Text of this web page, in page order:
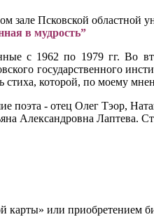
зале Псковской областной
в мудрость”
с 1962 по 1979 гг. Во
государственного
которой, по моему
поэта - отец Олег Тэор,
Александровна Лаптева.
или приобретением